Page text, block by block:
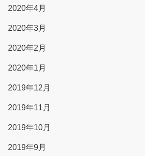
2020年4月
2020年3月
2020年2月
2020年1月
2019年12月
2019年11月
2019年10月
2019年9月